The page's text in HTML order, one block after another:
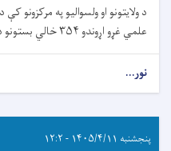
د ولایتونو او ولسوالیو په مرکزونو
علمي غړو اړوندو ۳۵۴ خالي بستونو د اعلان په اړه د پوهنې وزارت خبرتیا
نور...
پنجشنبه ۱۴۰۵/۴/۱۱ - ۱۲:۲